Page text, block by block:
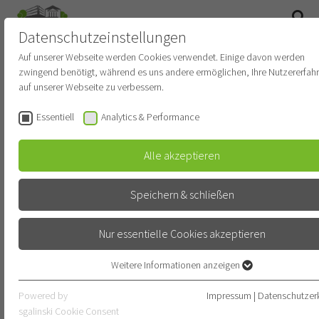
Newsroom
STARTDATUM
ENDDATUM
KATEGORIE WÄHLEN
SUBKATEGORIE
Datenschutzeinstellungen
Auf unserer Webseite werden Cookies verwendet. Einige davon werden
zwingend benötigt, während es uns andere ermöglichen, Ihre
auf unserer Webseite zu verbessern.
Essentiell Analytics & Performance
Alle akzeptieren
Speichern & schließen
Nur essentielle Cookies akzeptieren
Essentielle Cookies werden für grundlegende Funktionen der Webseite
benötigt. Dadurch ist gewährleistet, dass die Webseite einwandfrei
Weitere Informationen anzeigen
Powered by
sgalinski Cookie Consent
Impressum |